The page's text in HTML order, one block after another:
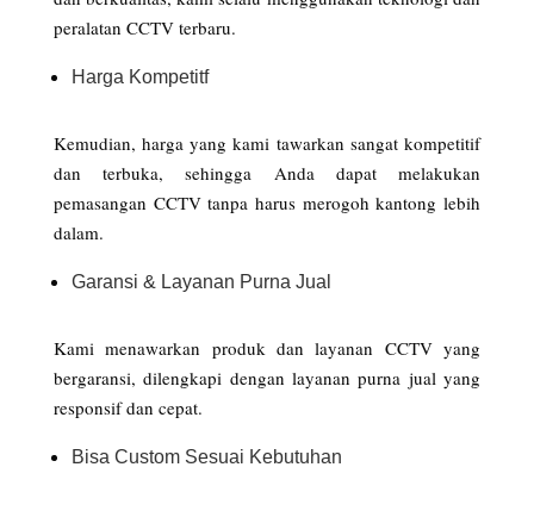
peralatan CCTV terbaru.
Harga Kompetitf
Kemudian, harga yang kami tawarkan sangat kompetitif
dan terbuka, sehingga Anda dapat melakukan
pemasangan CCTV tanpa harus merogoh kantong lebih
dalam.
Garansi & Layanan Purna Jual
Kami menawarkan produk dan layanan CCTV yang
bergaransi, dilengkapi dengan layanan purna jual yang
responsif dan cepat.
Bisa Custom Sesuai Kebutuhan